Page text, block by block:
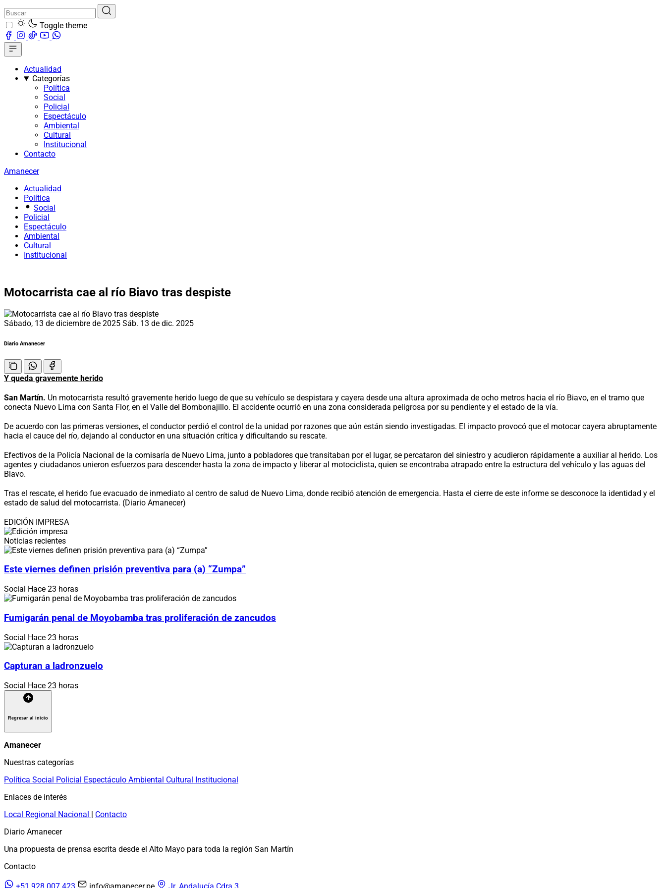
Toggle theme
Actualidad
Categorías
Política
Social
Policial
Espectáculo
Ambiental
Cultural
Institucional
Contacto
Amanecer
Actualidad
Política
Social
Policial
Espectáculo
Ambiental
Cultural
Institucional
Motocarrista cae al río Biavo tras despiste
Sábado, 13 de diciembre de 2025 Sáb. 13 de dic. 2025
Diario Amanecer
Y queda gravemente herido
San Martín. Un motocarrista resultó gravemente herido luego de que su vehículo se despistara y cayera desde una altura aproximada de ocho metros hacia el río Biavo, en el tramo que
conecta Nuevo Lima con Santa Flor, en el Valle del Bombonajillo. El accidente ocurrió en una zona considerada peligrosa por su pendiente y el estado de la vía.
De acuerdo con las primeras versiones, el conductor perdió el control de la unidad por razones que aún están siendo investigadas. El impacto provocó que el motocar cayera abruptamente
hacia el cauce del río, dejando al conductor en una situación crítica y dificultando su rescate.
Efectivos de la Policía Nacional de la comisaría de Nuevo Lima, junto a pobladores que transitaban por el lugar, se percataron del siniestro y acudieron rápidamente a auxiliar al herido. Los
agentes y ciudadanos unieron esfuerzos para descender hasta la zona de impacto y liberar al motociclista, quien se encontraba atrapado entre la estructura del vehículo y las aguas del
Biavo.
Tras el rescate, el herido fue evacuado de inmediato al centro de salud de Nuevo Lima, donde recibió atención de emergencia. Hasta el cierre de este informe se desconoce la identidad y el
estado de salud del motocarrista. (Diario Amanecer)
EDICIÓN IMPRESA
Noticias recientes
Este viernes definen prisión preventiva para (a) “Zumpa”
Social Hace 23 horas
Fumigarán penal de Moyobamba tras proliferación de zancudos
Social Hace 23 horas
Capturan a ladronzuelo
Social Hace 23 horas
Regresar al inicio
Amanecer
Nuestras categorías
Política Social Policial Espectáculo Ambiental Cultural Institucional
Enlaces de interés
Local Regional Nacional | Contacto
Diario Amanecer
Una propuesta de prensa escrita desde el Alto Mayo para toda la región San Martín
Contacto
+51 928 007 423 info@amanecer.pe Jr. Andalucía Cdra 3